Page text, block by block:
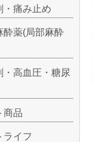
・痛み止め
酔薬(局部麻酔
・高血圧・糖尿
商品
ライフ